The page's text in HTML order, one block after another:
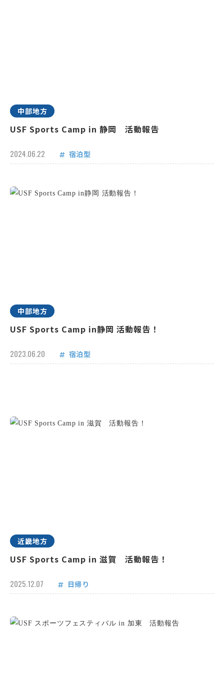
中部地方
USF Sports Camp in 静岡 活動報告
2024.06.22 宿泊型
中部地方
USF Sports Camp in静岡 活動報告！
2023.06.20 宿泊型
近畿地方
USF Sports Camp in 滋賀 活動報告！
2025.12.07 日帰り